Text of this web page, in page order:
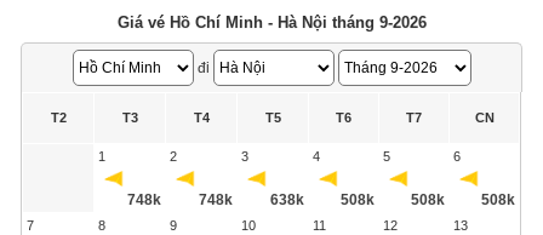
Giá vé Hồ Chí Minh - Hà Nội tháng 9-2026
đi
T2 T3 T4 T5 T6 T7 CN
1
748k
2
748k
3
638k
4
508k
5
508k
6
508k
7 8 9 10 11 12 13